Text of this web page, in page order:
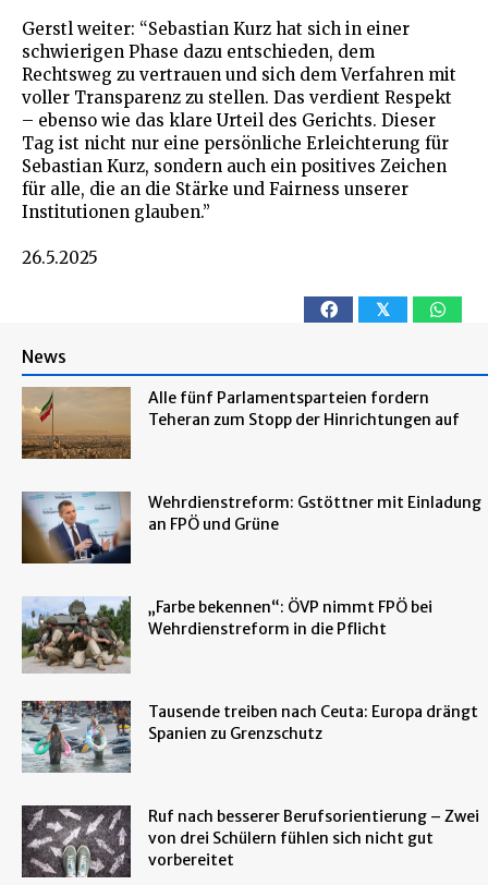
Gerstl weiter: “Sebastian Kurz hat sich in einer
schwierigen Phase dazu entschieden, dem
Rechtsweg zu vertrauen und sich dem Verfahren mit
voller Transparenz zu stellen. Das verdient Respekt
– ebenso wie das klare Urteil des Gerichts. Dieser
Tag ist nicht nur eine persönliche Erleichterung für
Sebastian Kurz, sondern auch ein positives Zeichen
für alle, die an die Stärke und Fairness unserer
Institutionen glauben.”
26.5.2025
𝕏
News
Alle fünf Parlamentsparteien fordern
Teheran zum Stopp der Hinrichtungen auf
Wehrdienstreform: Gstöttner mit Einladung
an FPÖ und Grüne
„Farbe bekennen“: ÖVP nimmt FPÖ bei
Wehrdienstreform in die Pflicht
Tausende treiben nach Ceuta: Europa drängt
Spanien zu Grenzschutz
Ruf nach besserer Berufsorientierung – Zwei
von drei Schülern fühlen sich nicht gut
vorbereitet